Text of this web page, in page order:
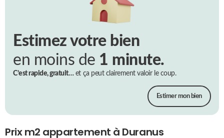
Estimez votre bien
en moins de 1 minute.
C’est rapide, gratuit…et ça peut clairement valoir le coup.
Estimer mon bien
Prix m2 appartement à Duranus